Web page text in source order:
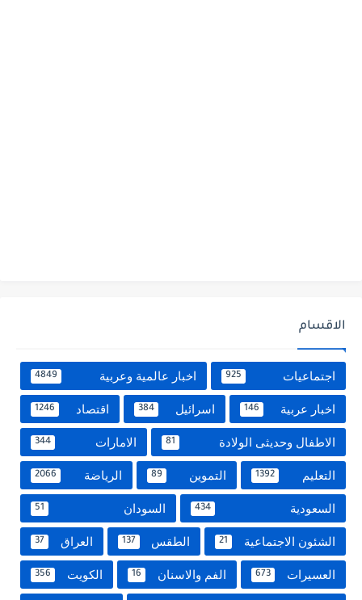
الاقسام
اجتماعيات 925 اخبار عالمية وعربية 4849
اخبار عربية 146 اسرائيل 384 اقتصاد 1246
الاطفال وحديثى الولادة 81 الامارات 344
التعليم 1392 التموين 89 الرياضة 2066
السعودية 434 السودان 51
الشئون الاجتماعية 21 الطقس 137 العراق 37
العسيرات 673 الفم والاسنان 16 الكويت 356